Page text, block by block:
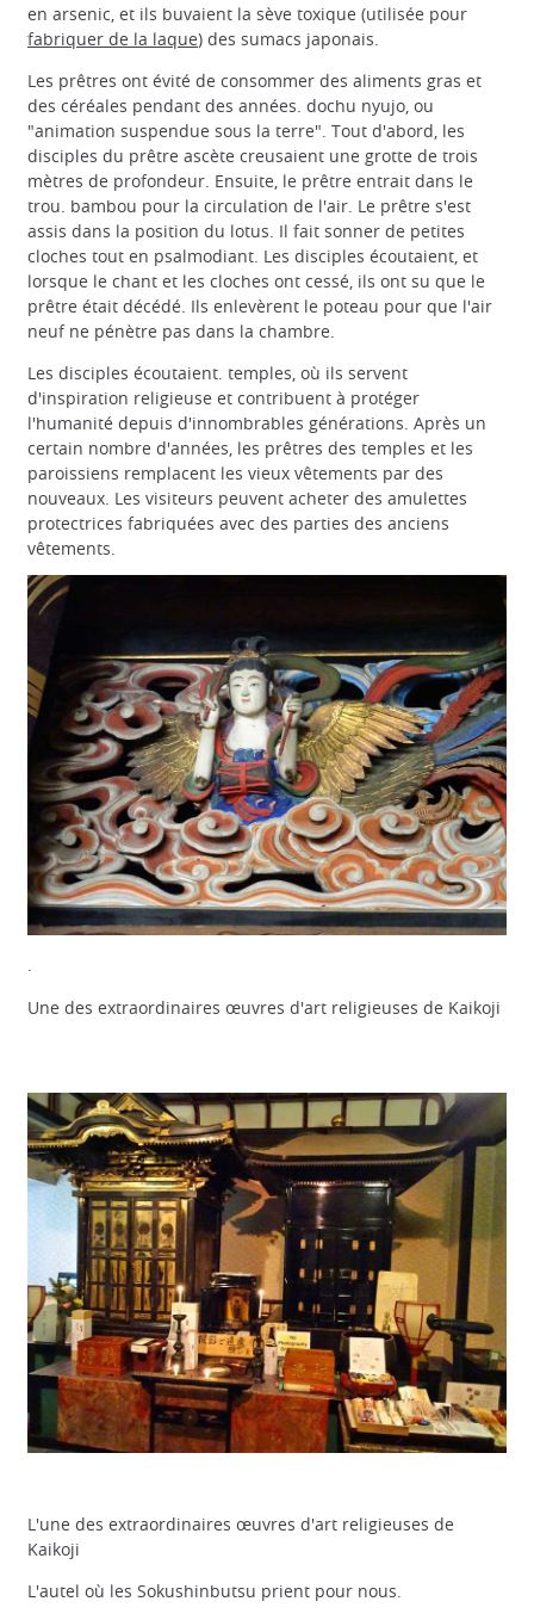
en arsenic, et ils buvaient la sève toxique (utilisée pour
fabriquer de la laque) des sumacs japonais.
Les prêtres ont évité de consommer des aliments gras et
des céréales pendant des années. dochu nyujo, ou
"animation suspendue sous la terre". Tout d'abord, les
disciples du prêtre ascète creusaient une grotte de trois
mètres de profondeur. Ensuite, le prêtre entrait dans le
trou. bambou pour la circulation de l'air. Le prêtre s'est
assis dans la position du lotus. Il fait sonner de petites
cloches tout en psalmodiant. Les disciples écoutaient, et
lorsque le chant et les cloches ont cessé, ils ont su que le
prêtre était décédé. Ils enlevèrent le poteau pour que l'air
neuf ne pénètre pas dans la chambre.
Les disciples écoutaient. temples, où ils servent
d'inspiration religieuse et contribuent à protéger
l'humanité depuis d'innombrables générations. Après un
certain nombre d'années, les prêtres des temples et les
paroissiens remplacent les vieux vêtements par des
nouveaux. Les visiteurs peuvent acheter des amulettes
protectrices fabriquées avec des parties des anciens
vêtements.
.
Une des extraordinaires œuvres d'art religieuses de Kaikoji
L'une des extraordinaires œuvres d'art religieuses de
Kaikoji
L'autel où les Sokushinbutsu prient pour nous.